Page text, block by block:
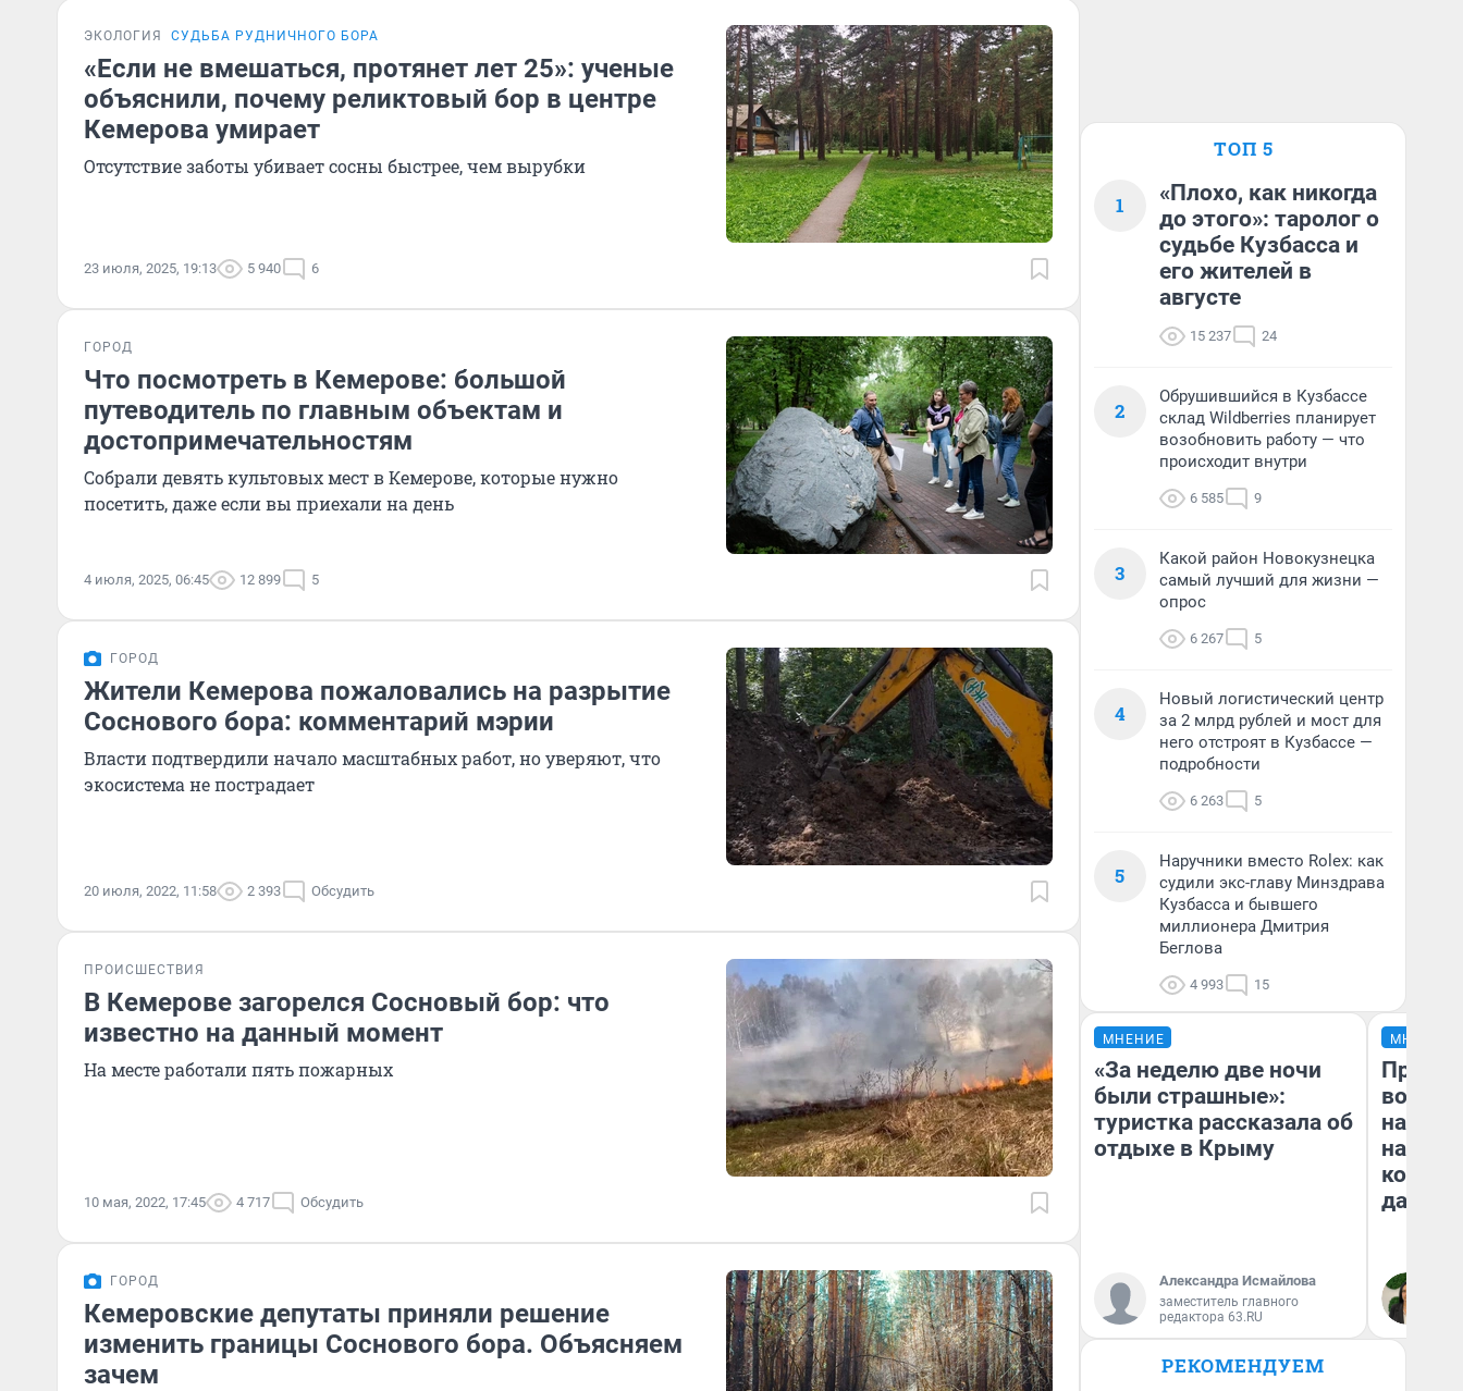
ЭКОЛОГИЯ СУДЬБА РУДНИЧНОГО БОРА
«Если не вмешаться, протянет лет 25»: ученые
объяснили, почему реликтовый бор в центре
Кемерова умирает
Отсутствие заботы убивает сосны быстрее, чем вырубки
23 июля, 2025, 19:13 5 940 6
ГОРОД
Что посмотреть в Кемерове: большой
путеводитель по главным объектам и
достопримечательностям
Собрали девять культовых мест в Кемерове, которые нужно
посетить, даже если вы приехали на день
4 июля, 2025, 06:45 12 899 5
ГОРОД
Жители Кемерова пожаловались на разрытие
Соснового бора: комментарий мэрии
Власти подтвердили начало масштабных работ, но уверяют, что
экосистема не пострадает
20 июля, 2022, 11:58 2 393 Обсудить
ПРОИСШЕСТВИЯ
В Кемерове загорелся Сосновый бор: что
известно на данный момент
На месте работали пять пожарных
10 мая, 2022, 17:45 4 717 Обсудить
ГОРОД
Кемеровские депутаты приняли решение
изменить границы Соснового бора. Объясняем
зачем
ТОП 5
1
«Плохо, как никогда
до этого»: таролог о
судьбе Кузбасса и
его жителей в
августе
15 237 24
2
Обрушившийся в Кузбассе
склад Wildberries планирует
возобновить работу — что
происходит внутри
6 585 9
3
Какой район Новокузнецка
самый лучший для жизни —
опрос
6 267 5
4
Новый логистический центр
за 2 млрд рублей и мост для
него отстроят в Кузбассе —
подробности
6 263 5
5
Наручники вместо Rolex: как
судили экс-главу Минздрава
Кузбасса и бывшего
миллионера Дмитрия
Беглова
4 993 15
МНЕНИЕ
«За неделю две ночи
были страшные»:
туристка рассказала об
отдыхе в Крыму
Александра Исмайлова
заместитель главного
редактора 63.RU
МНЕНИЕ
нам
даже
РЕКОМЕНДУЕМ